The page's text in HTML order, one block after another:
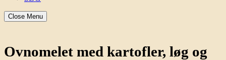
Close Menu
Ovnomelet med kartofler, løg og